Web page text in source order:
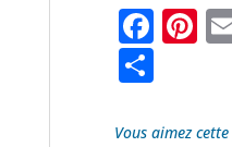
F
e
Pi
e
ta
Vous aimez